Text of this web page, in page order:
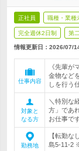
正社員 職種・業種
完全週休2日制 第
情報更新日：2026/07/
仕事内容
《先輩が
金物など
しを行う
対象と
なる方
＼特別な
方」であ
お仕事で
勤務地
【転勤な
島5-11-2